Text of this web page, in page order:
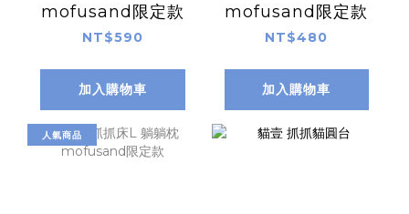
mofusand限定款
NT$590
加入購物車
mofusand限定款
NT$480
加入購物車
人氣商品